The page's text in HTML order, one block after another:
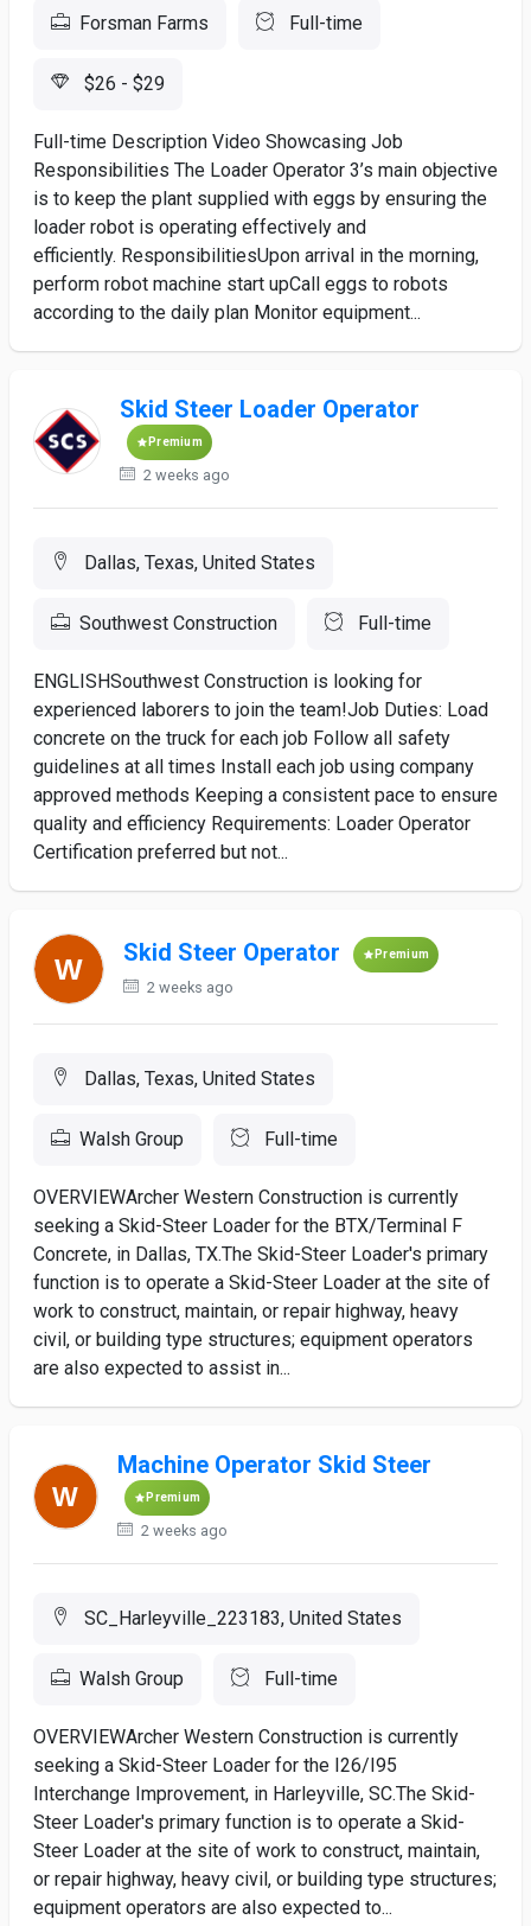
Forsman Farms Full-time
$26 - $29
Full-time Description Video Showcasing Job
Responsibilities The Loader Operator 3’s main objective
is to keep the plant supplied with eggs by ensuring the
loader robot is operating effectively and
efficiently. ResponsibilitiesUpon arrival in the morning,
perform robot machine start upCall eggs to robots
according to the daily plan Monitor equipment...
Skid Steer Loader Operator
Premium
2 weeks ago
Dallas, Texas, United States
Southwest Construction Full-time
ENGLISHSouthwest Construction is looking for
experienced laborers to join the team!Job Duties: Load
concrete on the truck for each job Follow all safety
guidelines at all times Install each job using company
approved methods Keeping a consistent pace to ensure
quality and efficiency Requirements: Loader Operator
Certification preferred but not...
Skid Steer Operator Premium
2 weeks ago
Dallas, Texas, United States
Walsh Group Full-time
OVERVIEWArcher Western Construction is currently
seeking a Skid-Steer Loader for the BTX/Terminal F
Concrete, in Dallas, TX.The Skid-Steer Loader's primary
function is to operate a Skid-Steer Loader at the site of
work to construct, maintain, or repair highway, heavy
civil, or building type structures; equipment operators
are also expected to assist in...
Machine Operator Skid Steer
Premium
2 weeks ago
SC_Harleyville_223183, United States
Walsh Group Full-time
OVERVIEWArcher Western Construction is currently
seeking a Skid-Steer Loader for the I26/I95
Interchange Improvement, in Harleyville, SC.The Skid-
Steer Loader's primary function is to operate a Skid-
Steer Loader at the site of work to construct, maintain,
or repair highway, heavy civil, or building type structures;
equipment operators are also expected to...